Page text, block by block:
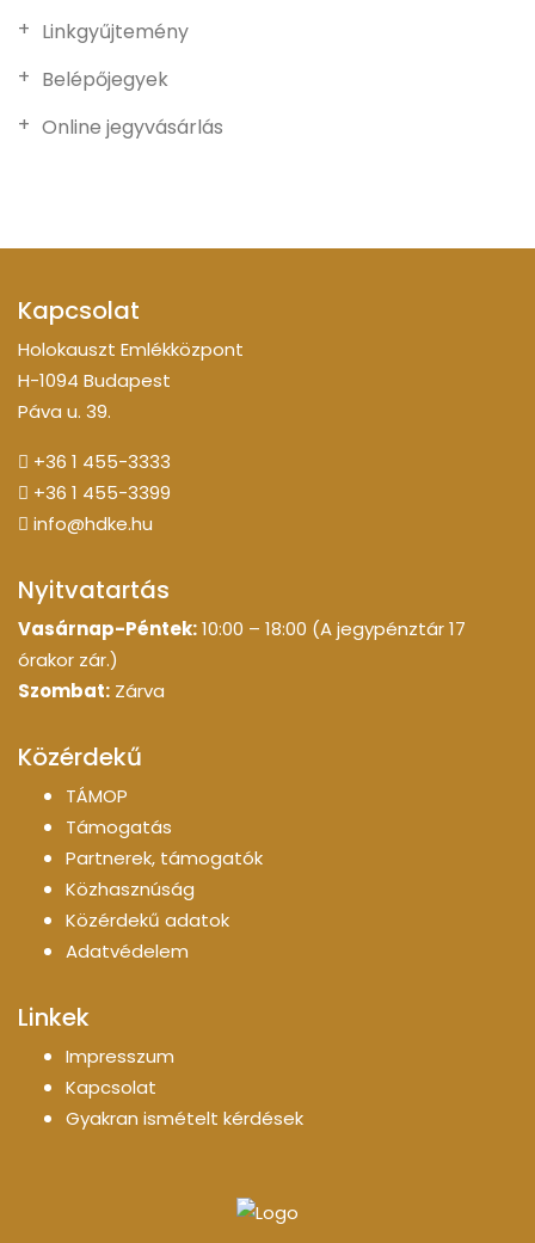
Linkgyűjtemény
Belépőjegyek
Online jegyvásárlás
Kapcsolat
Holokauszt Emlékközpont
H-1094 Budapest
Páva u. 39.
+36 1 455-3333
+36 1 455-3399
info@hdke.hu
Nyitvatartás
Vasárnap-Péntek:10:00 – 18:00 (A jegypénztár 17
órakor zár.)
Szombat: Zárva
Közérdekű
TÁMOP
Támogatás
Partnerek, támogatók
Közhasznúság
Közérdekű adatok
Adatvédelem
Linkek
Impresszum
Kapcsolat
Gyakran ismételt kérdések